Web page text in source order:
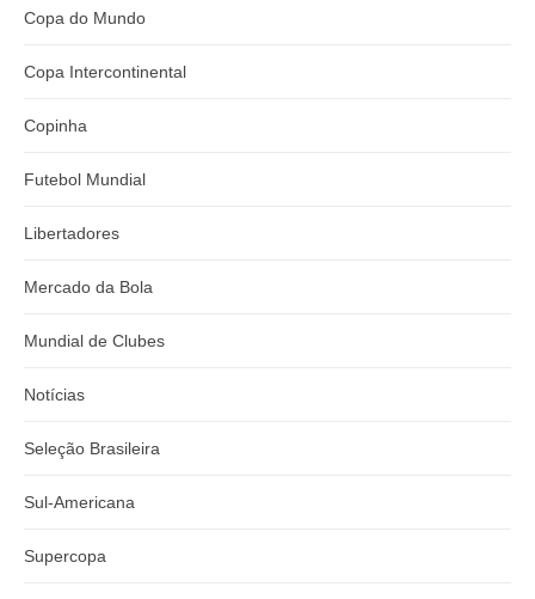
Copa do Mundo
Copa Intercontinental
Copinha
Futebol Mundial
Libertadores
Mercado da Bola
Mundial de Clubes
Notícias
Seleção Brasileira
Sul-Americana
Supercopa